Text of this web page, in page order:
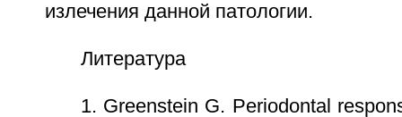
излечения данной патологии.
Литература
1. Greenstein G. Periodontal